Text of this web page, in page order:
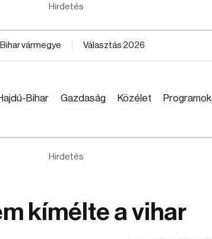
Hirdetés
vármegye Választás 2026
Bihar Gazdaság Közélet Programok
Hirdetés
kímélte a vihar